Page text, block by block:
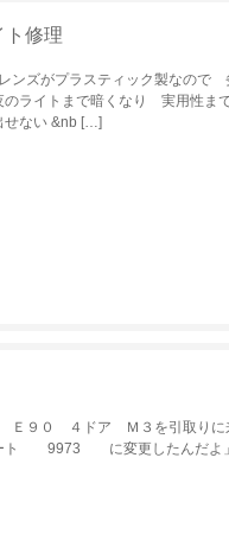
修理
ンズがプラスティック製なので
ライトまで暗くなり 実用性
せない &nb […]
Ｅ９０ ４ドア Ｍ３を引取り
ト 9973 に変更したんだよ」